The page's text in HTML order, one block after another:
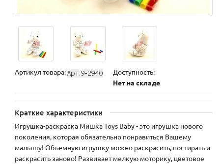
Артикул товара:
Доступность:
Нет на складе
Краткие характеристики
Игрушка-раскраска Мишка Toys Baby - это игрушка нового
поколения, которая обязательно понравиться Вашему
малышу! Объемную игрушку можно раскрасить, постирать и
раскрасить заново! Развивает мелкую моторику, цветовое